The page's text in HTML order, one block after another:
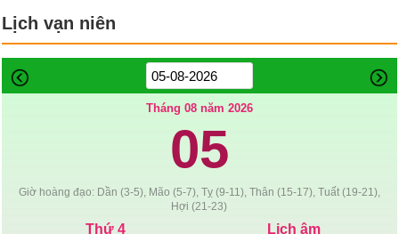
Lịch vạn niên
Tháng 08 năm 2026
05
Giờ hoàng đạo: Dần (3-5), Mão (5-7), Tỵ (9-11), Thân (15-17), Tuất (19-21),
Hợi (21-23)
Thứ 4 Lịch âm